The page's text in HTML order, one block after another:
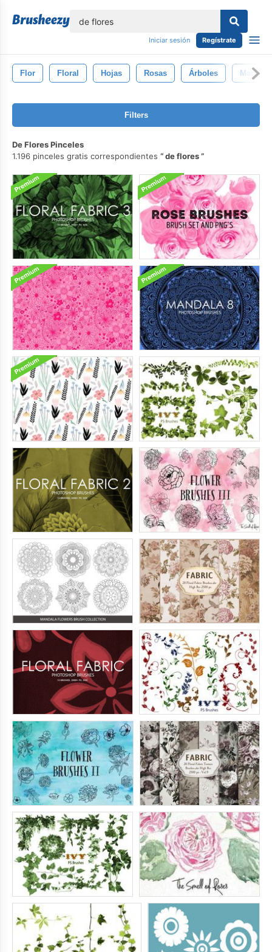
Iniciar sesión Regístrate
Flor Floral Hojas Rosas Árboles
Filters
De Flores Pinceles
1.196 pinceles gratis correspondientes
de flores